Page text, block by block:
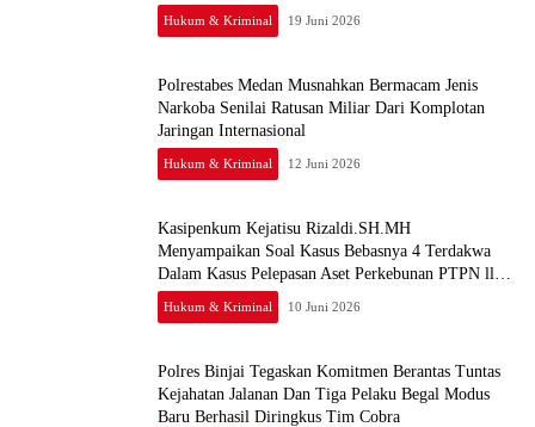
Hukum & Kriminal 19 Juni 2026
Polrestabes Medan Musnahkan Bermacam Jenis
Narkoba Senilai Ratusan Miliar Dari Komplotan
Jaringan Internasional
Hukum & Kriminal 12 Juni 2026
Kasipenkum Kejatisu Rizaldi.SH.MH
Menyampaikan Soal Kasus Bebasnya 4 Terdakwa
Dalam Kasus Pelepasan Aset Perkebunan PTPN ll
JPU, Akan Banding
Hukum & Kriminal 10 Juni 2026
Polres Binjai Tegaskan Komitmen Berantas Tuntas
Kejahatan Jalanan Dan Tiga Pelaku Begal Modus
Baru Berhasil Diringkus Tim Cobra